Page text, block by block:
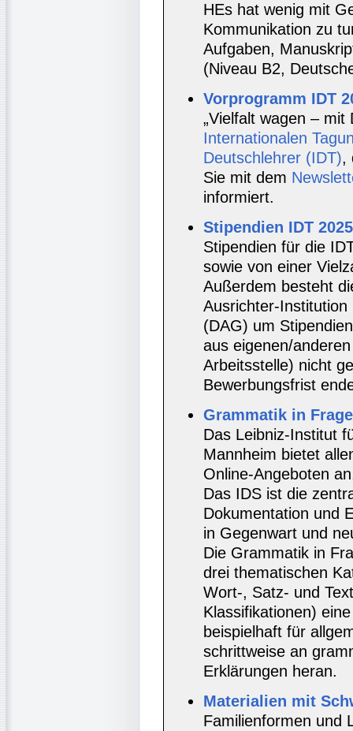
HEs hat wenig mit
Kommunikation zu
Aufgaben,
(Niveau B2,
Vorprogramm IDT
„Vielfalt wagen –
Internationalen
Deutschlehrer (IDT),
Sie mit dem
informiert.
Stipendien IDT 2025
Stipendien für die
sowie von einer
Außerdem besteht
Ausrichter-Institution
(DAG) um
aus eigenen/
Arbeitsstelle) nicht
Bewerbungsfrist
Grammatik in
Das Leibniz-Institut
Mannheim bietet
Online-Angeboten
Das IDS ist die
Dokumentation und
in Gegenwart und
Die Grammatik in
drei thematischen
Wort-, Satz- und
Klassifikationen)
beispielhaft für
schrittweise an
Erklärungen heran.
Materialien mit
Familienformen und